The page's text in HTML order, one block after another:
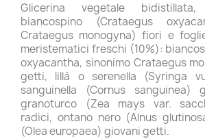
Glicerina vegetale
biancospino (Crataegus
Crataegus monogyna) fiori e
meristematici freschi (10%):
oxyacantha, sinonimo Crataegus
getti, lillà o serenella (Syringa
sanguinella (Cornus sanguinea)
granoturco (Zea mays var.
radici, ontano nero (Alnus
(Olea europaea) giovani getti.